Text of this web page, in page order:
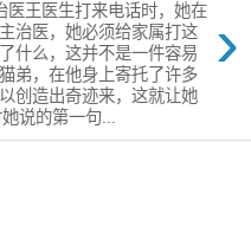
›
医王医生打来​电话时，她在
治医，她必须给家属打这
什么​，这并不是一件容易
弟，在他身上寄托了许多
创造出奇迹来，这就让她
说的第一句...